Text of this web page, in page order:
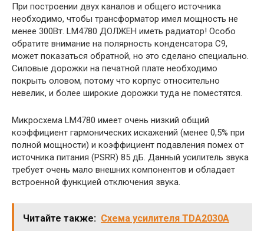
При построении двух каналов и общего источника
необходимо, чтобы трансформатор имел мощность не
менее 300Вт. LM4780 ДОЛЖЕН иметь радиатор! Особо
обратите внимание на полярность конденсатора С9,
может показаться обратной, но это сделано специально.
Силовые дорожки на печатной плате необходимо
покрыть оловом, потому что корпус относительно
невелик, и более широкие дорожки туда не поместятся.
Микросхема LM4780 имеет очень низкий общий
коэффициент гармонических искажений (менее 0,5% при
полной мощности) и коэффициент подавления помех от
источника питания (PSRR) 85 дБ. Данный усилитель звука
требует очень мало внешних компонентов и обладает
встроенной функцией отключения звука.
Читайте также: Схема усилителя TDA2030A